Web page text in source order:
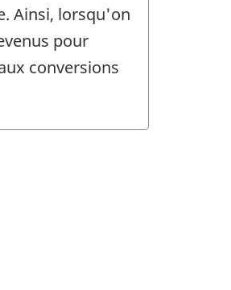
Ainsi, lorsqu'on
pour
conversions